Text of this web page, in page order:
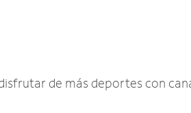
de más deportes con